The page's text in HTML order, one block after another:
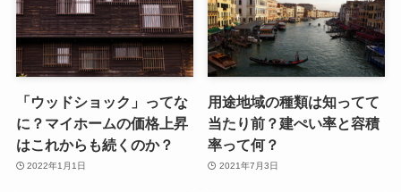
「ウッドショック」ってな
に？マイホームの価格上昇
はこれからも続くのか？
2022年1月1日
用途地域の種類は知ってて
当たり前？建ぺい率と容積
率って何？
2021年7月3日